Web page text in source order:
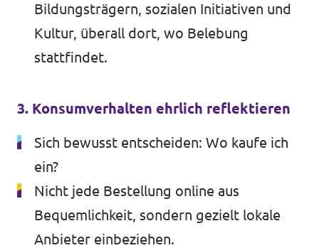
Bildungsträgern, sozialen Initiativen und
Kultur, überall dort, wo Belebung
stattfindet.
3. Konsumverhalten ehrlich reflektieren
Sich bewusst entscheiden: Wo kaufe ich
ein?
Nicht jede Bestellung online aus
Bequemlichkeit, sondern gezielt lokale
Anbieter einbeziehen.